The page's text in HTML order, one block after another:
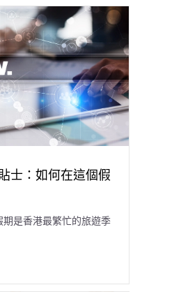
士：如何在這個假
是香港最繁忙的旅遊季